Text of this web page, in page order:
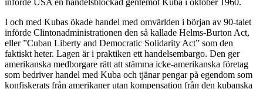
införde USA en handelsblockad gentemot Kuba i oktober 1960.
I och med Kubas ökade handel med omvärlden i början av 90-talet
införde Clintonadministrationen den så kallade Helms-Burton Act,
eller ”Cuban Liberty and Democratic Solidarity Act” som den
faktiskt heter. Lagen är i praktiken ett handelsembargo. Den ger
amerikanska medborgare rätt att stämma icke-amerikanska företag
som bedriver handel med Kuba och tjänar pengar på egendom som
konfiskerats från amerikaner utan kompensation från den kubanska